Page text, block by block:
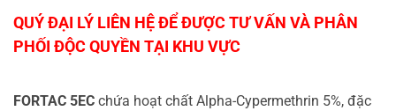
FORTAC 5EC chứa hoạt chất Alpha-Cypermethrin 5%, đặc